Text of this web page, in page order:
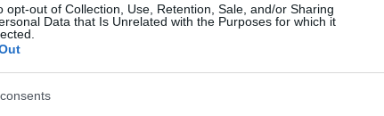
opt-out of Collection, Use, Retention, Sale, and/or Sharing
Data that Is Unrelated with the Purposes for which it
Questa problematica cutanea colpisce una
che oscilano tra l’80% e il 95%. Di
circolatorio negli arti inferiori. In generale,
sovrappeso. Infatti, puó affliggere sia